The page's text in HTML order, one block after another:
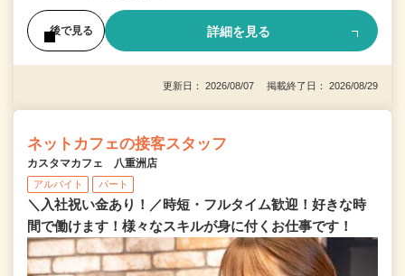
後で見る 詳細を見る
更新日： 2026/08/07 掲載終了日： 2026/08/29
ネットカフェの接客スタッフ
カスタマカフェ 八重洲店
アルバイト パート
＼入社祝い金あり！／時短・フルタイム歓迎！好きな時
間で働けます！様々なスキルが身に付くお仕事です！